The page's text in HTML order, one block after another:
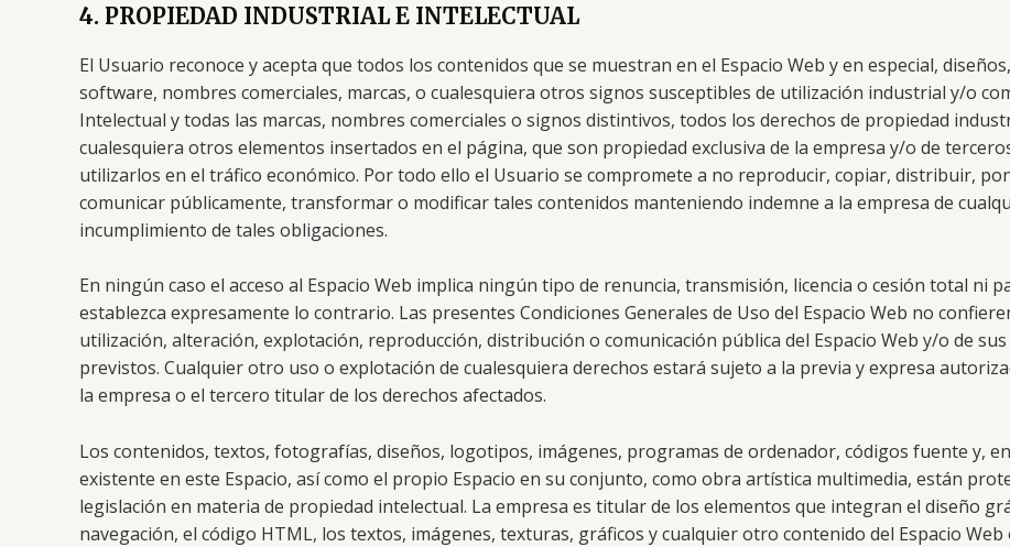
4. PROPIEDAD INDUSTRIAL E INTELECTUAL
El Usuario reconoce y acepta que todos los contenidos que se muestran en el Espacio Web y en especial,
software, nombres comerciales, marcas, o cualesquiera otros signos susceptibles de utilización industrial y/o
Intelectual y todas las marcas, nombres comerciales o signos distintivos, todos los derechos de propiedad
cualesquiera otros elementos insertados en el página, que son propiedad exclusiva de la empresa y/o de
utilizarlos en el tráfico económico. Por todo ello el Usuario se compromete a no reproducir, copiar, distribuir,
comunicar públicamente, transformar o modificar tales contenidos manteniendo indemne a la empresa de
incumplimiento de tales obligaciones.
En ningún caso el acceso al Espacio Web implica ningún tipo de renuncia, transmisión, licencia o cesión total ni
establezca expresamente lo contrario. Las presentes Condiciones Generales de Uso del Espacio Web no
utilización, alteración, explotación, reproducción, distribución o comunicación pública del Espacio Web y/o de
previstos. Cualquier otro uso o explotación de cualesquiera derechos estará sujeto a la previa y expresa
la empresa o el tercero titular de los derechos afectados.
Los contenidos, textos, fotografías, diseños, logotipos, imágenes, programas de ordenador, códigos fuente y,
existente en este Espacio, así como el propio Espacio en su conjunto, como obra artística multimedia, están
legislación en materia de propiedad intelectual. La empresa es titular de los elementos que integran el diseño
navegación, el código HTML, los textos, imágenes, texturas, gráficos y cualquier otro contenido del Espacio